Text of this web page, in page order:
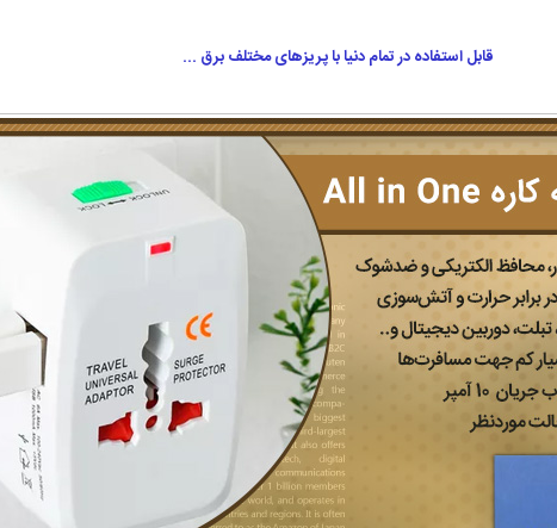
قابل استفاده در تمام دنیا با پریزهای مختلف برق ...